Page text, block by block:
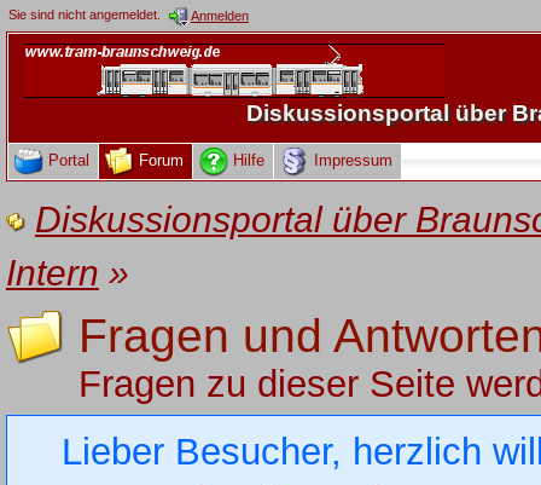
Sie sind nicht angemeldet. Anmelden
Diskussionsportal über
Portal Forum Hilfe Impressum
Diskussionsportal über
Intern »
Fragen und
Fragen zu dieser Seite
Lieber Besucher, herzlich